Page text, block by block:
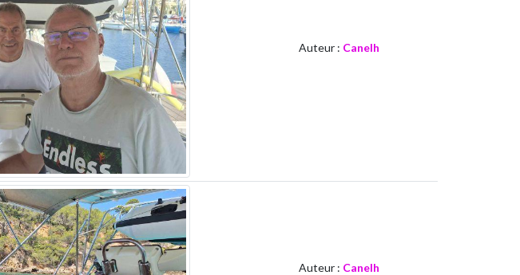
Auteur : Canelh
Auteur : Canelh